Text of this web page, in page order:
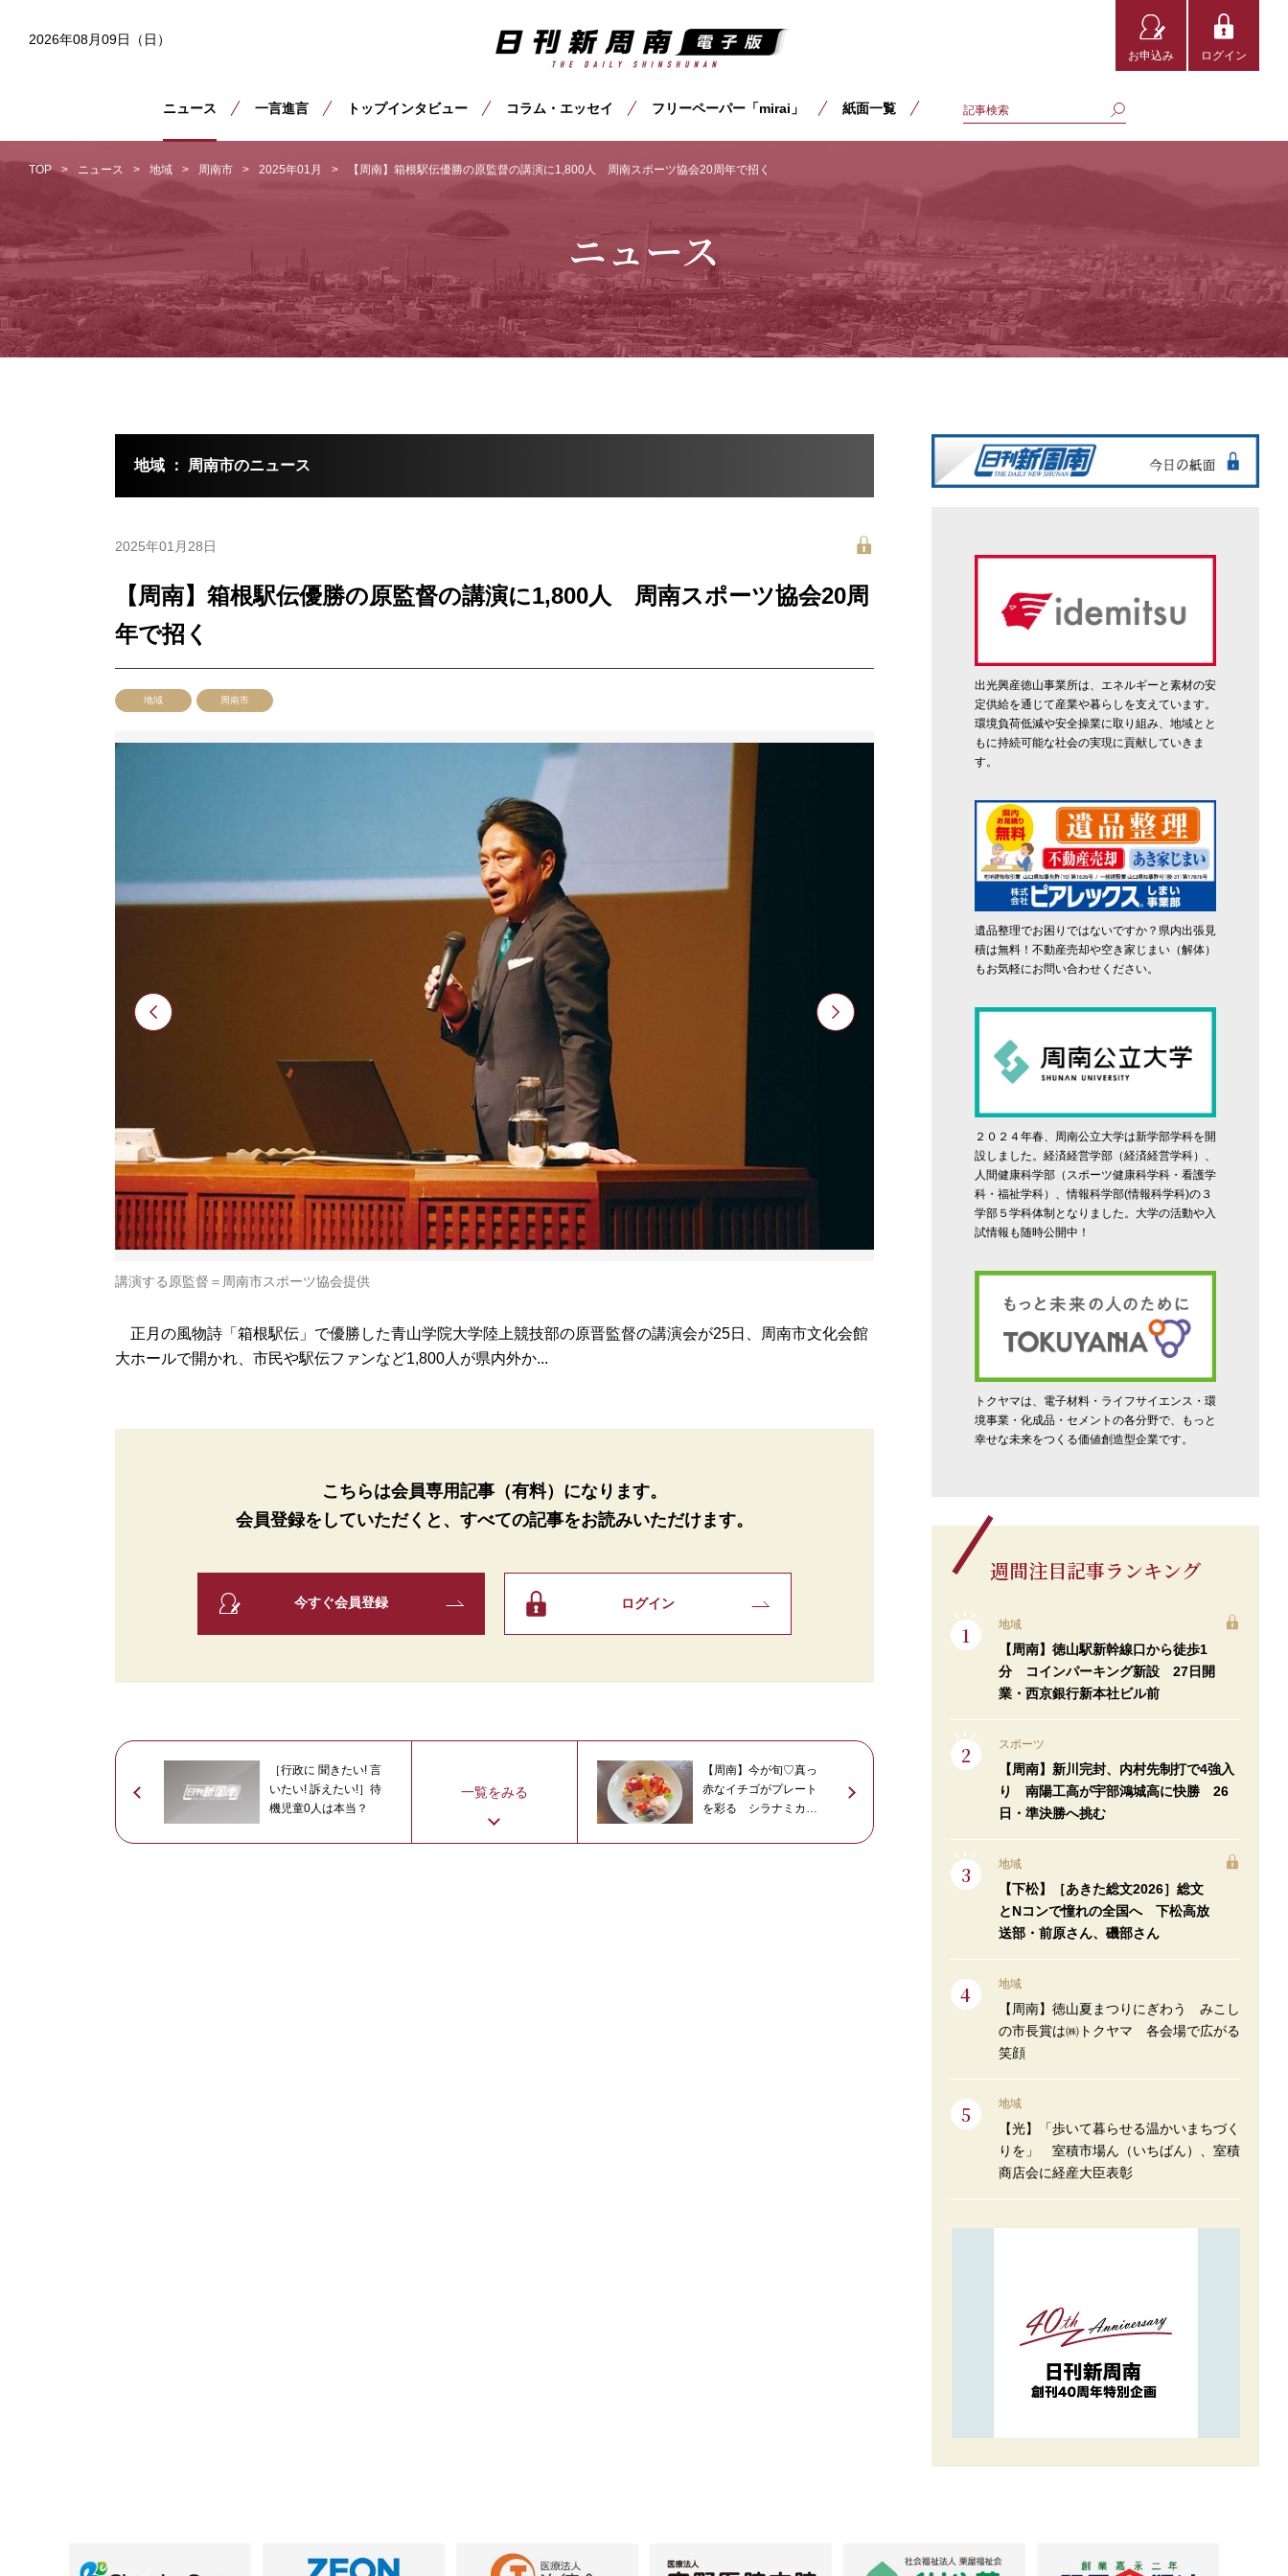
2026年08月09日（日）
お申込み ログイン
ニュース 一言進言 トップインタビュー コラム・エッセイ フリーペーパー「mirai」 紙面一覧
TOP ニュース 地域 周南市 2025年01月 【周南】箱根駅伝優勝の原監督の講演に1,800人 周南スポーツ協会20周年で招く
ニュース
地域 ： 周南市のニュース
2025年01月28日
【周南】箱根駅伝優勝の原監督の講演に1,800人 周南スポーツ協会20周
年で招く
地域 周南市
講演する原監督＝周南市スポーツ協会提供 立ち見客が出た満席の客席＝周南市スポーツ協会提供
正月の風物詩「箱根駅伝」で優勝した青山学院大学陸上競技部の原晋監督の講演会が25日、周南市文化会館
大ホールで開かれ、市民や駅伝ファンなど1,800人が県内外か...
こちらは会員専用記事（有料）になります。
会員登録をしていただくと、 すべての記事をお読みいただけます。
今すぐ会員登録 ログイン
［行政に 聞きたい! 言
いたい! 訴えたい!］待
機児童0人は本当？
一覧をみる
【周南】今が旬♡真っ
赤なイチゴがプレート
を彩る シラナミカフ
出光興産徳山事業所は、エネルギーと素材の安
定供給を通じて産業や暮らしを支えています。
環境負荷低減や安全操業に取り組み、地域とと
もに持続可能な社会の実現に貢献していきま
す。
遺品整理でお困りではないですか？県内出張見
積は無料！不動産売却や空き家じまい（解体）
もお気軽にお問い合わせください。
２０２４年春、周南公立大学は新学部学科を開
設しました。経済経営学部（経済経営学科）、
人間健康科学部（スポーツ健康科学科・看護学
科・福祉学科）、情報科学部(情報科学科)の３
学部５学科体制となりました。大学の活動や入
試情報も随時公開中！
トクヤマは、電子材料・ライフサイエンス・環
境事業・化成品・セメントの各分野で、もっと
幸せな未来をつくる価値創造型企業です。
週間注目記事ランキング
地域
【周南】徳山駅新幹線口から徒歩1
分 コインパーキング新設 27日開
業・西京銀行新本社ビル前
スポーツ
【周南】新川完封、内村先制打で4強入
り 南陽工高が宇部鴻城高に快勝 26
日・準決勝へ挑む
地域
【下松】［あきた総文2026］総文
とNコンで憧れの全国へ 下松高放
送部・前原さん、磯部さん
地域
【周南】徳山夏まつりにぎわう みこし
の市長賞は㈱トクヤマ 各会場で広がる
笑顔
地域
【光】「歩いて暮らせる温かいまちづく
りを」 室積市場ん（いちばん）、室積
商店会に経産大臣表彰